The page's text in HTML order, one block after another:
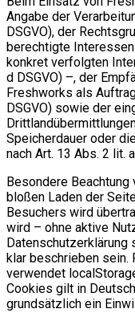
Angabe der
DSGVO), der
berechtigte
konkret verfolgten
d DSGVO) –, der
Freshworks als
DSGVO) sowie der
Speicherdauer oder
nach Art. 13 Abs. 2 lit.
Besondere
bloßen Laden der
Besuchers wird
wird – ohne aktive
klar beschrieben sein.
verwendet
Cookies gilt in
grundsätzlich ein